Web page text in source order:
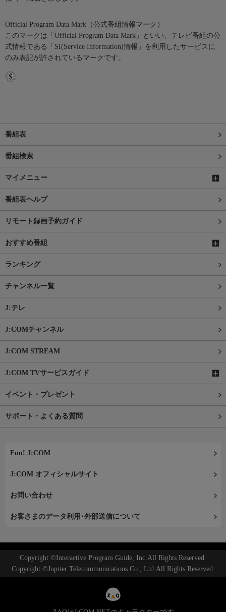
Official Program Data Mark（公式番組情報マーク）
このマークは「Official Program Data Mark」といい、テレビ番組の公
式情報である「SI(Service Information)情報」を利用したサービスに
のみ表記が許されているマークです。
番組表
番組検索
マイメニュー
番組表ヘルプ
リモート録画予約ガイド
おすすめ番組
ランキング
チャンネル一覧
J:テレ
J:COMチャンネル
J:COM STREAM
J:COM TVサービスガイド
イベント・プレゼント
サポート・よくある質問
Fun! J:COM
J:COM オフィシャルサイト
お問い合わせ
お客さまのデータ利用･外部送信について
Copyright ©Interactive Program Guide, Inc.All Rights Reserved.
Copyright ©Jupiter Telecommunications Co., Ltd.All Rights Reserved.